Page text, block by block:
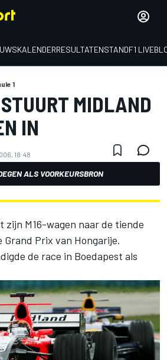
KALENDERRESULTATENSTANDF1
1
MIDLAND
IN
18:48
ALS VOORKEURSBRON
zijn M16-wagen naar de tiende
Grand Prix van Hongarije.
de race in Boedapest als